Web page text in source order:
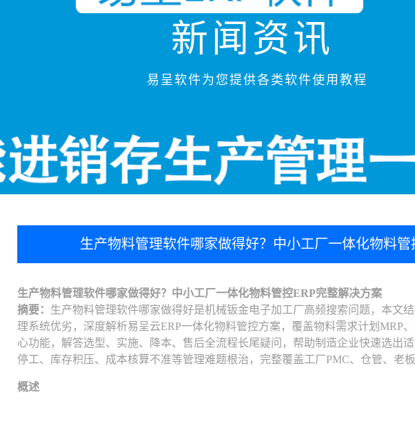
新闻资讯
易呈软件为您提供各类软件使用教程
生产物料管理软件哪家做得好？中小工厂一体化物料
生产物料管理软件哪家做得好？中小工厂一体化物料管控ERP完整解决方案
摘要： 生产物料管理软件哪家做得好是机械钣金电子加工厂高频搜索问题，本文
理系统优劣，深度解析易呈云ERP一体化物料管控方案，覆盖物料需求计划MRP
心功能，解答选型、实施、降本、售后全流程长尾疑问，帮助制造企业快速选出
停工、库存积压、成本核算不准等管理难题根治，完整覆盖工厂PMC、仓管、老
概述